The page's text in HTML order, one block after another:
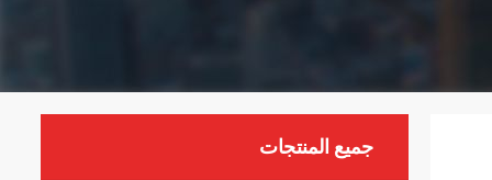
جميع المنتجات